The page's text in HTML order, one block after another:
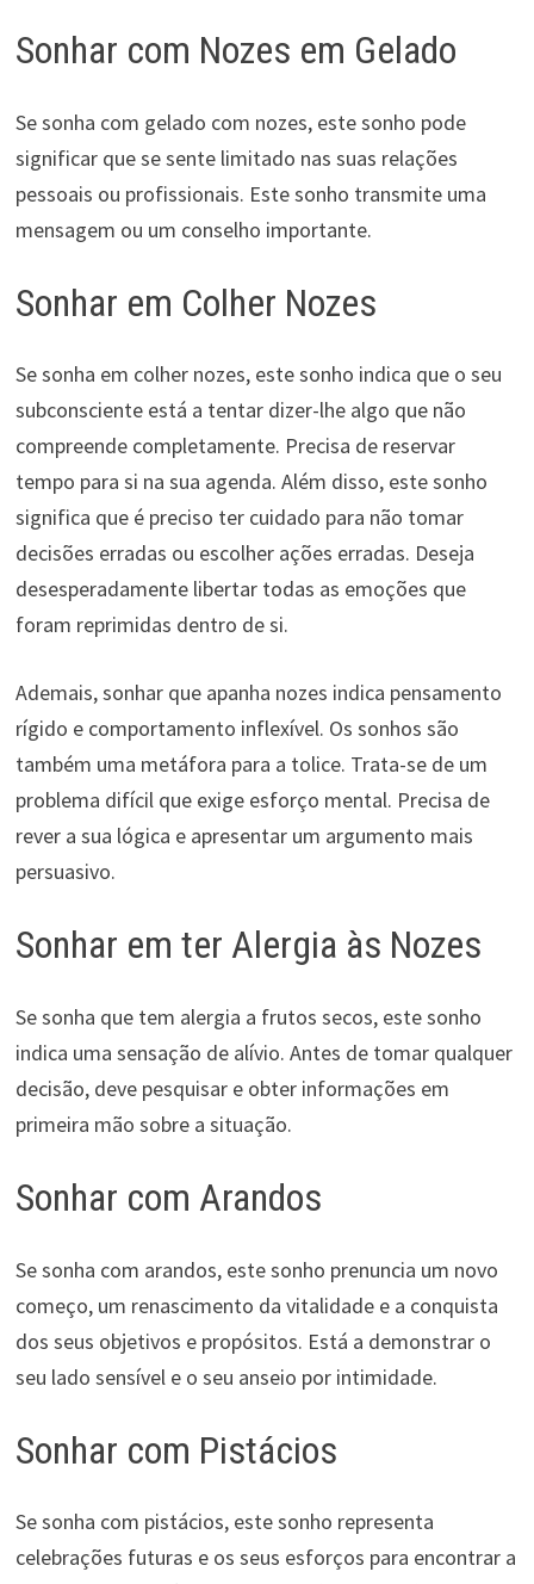
Sonhar com Nozes em Gelado
Se sonha com gelado com nozes, este sonho pode
significar que se sente limitado nas suas relações
pessoais ou profissionais. Este sonho transmite uma
mensagem ou um conselho importante.
Sonhar em Colher Nozes
Se sonha em colher nozes, este sonho indica que o seu
subconsciente está a tentar dizer-lhe algo que não
compreende completamente. Precisa de reservar
tempo para si na sua agenda. Além disso, este sonho
significa que é preciso ter cuidado para não tomar
decisões erradas ou escolher ações erradas. Deseja
desesperadamente libertar todas as emoções que
foram reprimidas dentro de si.
Ademais, sonhar que apanha nozes indica pensamento
rígido e comportamento inflexível. Os sonhos são
também uma metáfora para a tolice. Trata-se de um
problema difícil que exige esforço mental. Precisa de
rever a sua lógica e apresentar um argumento mais
persuasivo.
Sonhar em ter Alergia às Nozes
Se sonha que tem alergia a frutos secos, este sonho
indica uma sensação de alívio. Antes de tomar qualquer
decisão, deve pesquisar e obter informações em
primeira mão sobre a situação.
Sonhar com Arandos
Se sonha com arandos, este sonho prenuncia um novo
começo, um renascimento da vitalidade e a conquista
dos seus objetivos e propósitos. Está a demonstrar o
seu lado sensível e o seu anseio por intimidade.
Sonhar com Pistácios
Se sonha com pistácios, este sonho representa
celebrações futuras e os seus esforços para encontrar a